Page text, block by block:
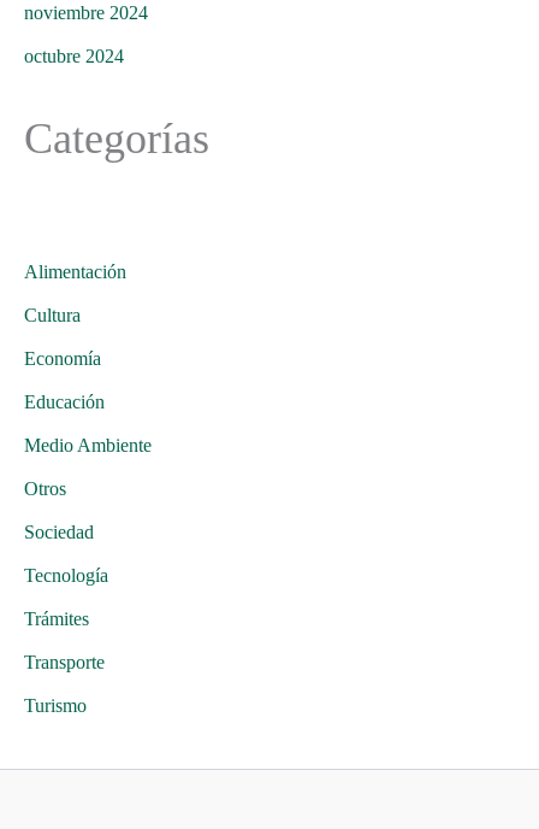
noviembre 2024
octubre 2024
Categorías
Alimentación
Cultura
Economía
Educación
Medio Ambiente
Otros
Sociedad
Tecnología
Trámites
Transporte
Turismo